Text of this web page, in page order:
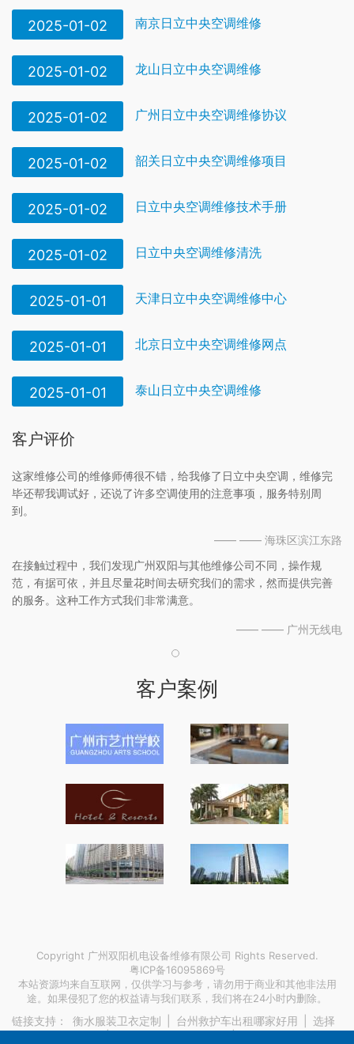
2025-01-02 南京日立中央空调维修
2025-01-02 龙山日立中央空调维修
2025-01-02 广州日立中央空调维修协议
2025-01-02 韶关日立中央空调维修项目
2025-01-02 日立中央空调维修技术手册
2025-01-02 日立中央空调维修清洗
2025-01-01 天津日立中央空调维修中心
2025-01-01 北京日立中央空调维修网点
2025-01-01 泰山日立中央空调维修
客户评价
这家维修公司的维修师傅很不错，给我修了日立中央空调，维修完
毕还帮我调试好，还说了许多空调使用的注意事项，服务特别周
到。
—— —— 海珠区滨江东路
在接触过程中，我们发现广州双阳与其他维修公司不同，操作规
范，有据可依，并且尽量花时间去研究我们的需求，然而提供完善
的服务。这种工作方式我们非常满意。
—— —— 广州无线电
客户案例
Copyright 广州双阳机电设备维修有限公司 Rights Reserved.
粤ICP备16095869号
本站资源均来自互联网，仅供学习与参考，请勿用于商业和其他非法用
途。如果侵犯了您的权益请与我们联系，我们将在24小时内删除。
链接支持： 衡水服装卫衣定制 台州救护车出租哪家好用
选择